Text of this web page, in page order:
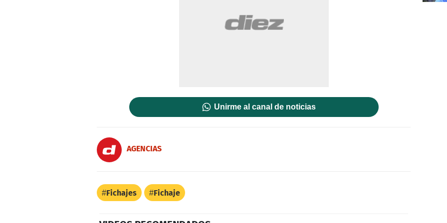
Unirme al canal de noticias
AGENCIAS
Fichajes Fichaje